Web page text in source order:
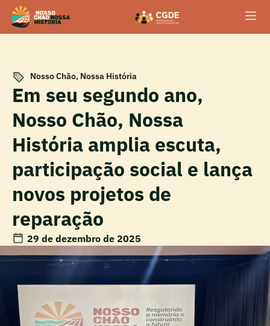
Nosso Chão, Nossa História
Em seu segundo ano,
Nosso Chão, Nossa
História amplia escuta,
participação social e lança
novos projetos de
reparação
29 de dezembro de 2025